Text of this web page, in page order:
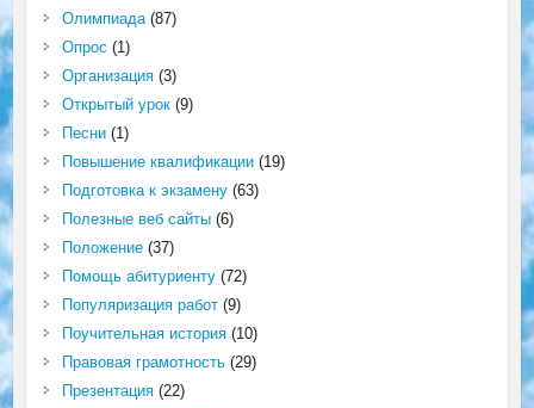
Олимпиада(87)
Опрос (1)
Организация(3)
Открытый урок(9)
Песни(1)
Повышение квалификации(19)
Подготовка к экзамену(63)
Полезные веб сайты(6)
Положение(37)
Помощь абитуриенту(72)
Популяризация работ(9)
Поучительная история(10)
Правовая грамотность(29)
Презентация(22)